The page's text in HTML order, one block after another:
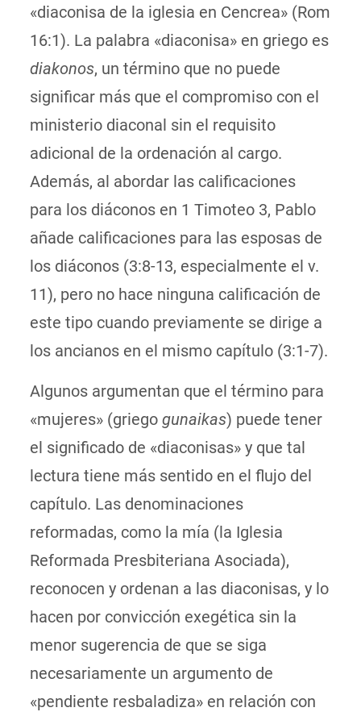
«diaconisa de la iglesia en Cencrea» (Rom
16:1). La palabra «diaconisa» en griego es
diakonos, un término que no puede
significar más que el compromiso con el
ministerio diaconal sin el requisito
adicional de la ordenación al cargo.
Además, al abordar las calificaciones
para los diáconos en 1 Timoteo 3, Pablo
añade calificaciones para las esposas de
los diáconos (3:8-13, especialmente el v.
11), pero no hace ninguna calificación de
este tipo cuando previamente se dirige a
los ancianos en el mismo capítulo (3:1-7).
Algunos argumentan que el término para
«mujeres» (griego gunaikas) puede tener
el significado de «diaconisas» y que tal
lectura tiene más sentido en el flujo del
capítulo. Las denominaciones
reformadas, como la mía (la Iglesia
Reformada Presbiteriana Asociada),
reconocen y ordenan a las diaconisas, y lo
hacen por convicción exegética sin la
menor sugerencia de que se siga
necesariamente un argumento de
«pendiente resbaladiza» en relación con